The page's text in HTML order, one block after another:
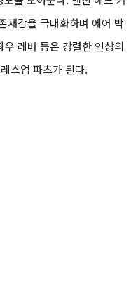
재감을 극대화하며 에어 박
레버 등은 강렬한 인상의
스업 파츠가 된다.